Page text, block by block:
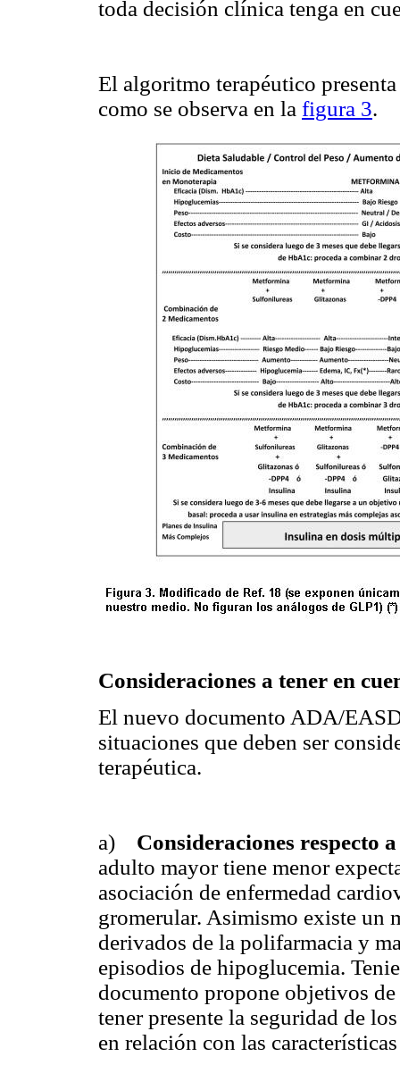
toda decisión clínica tenga en
El algoritmo terapéutico
como se observa en la figura 3.
Consideraciones a tener en
El nuevo documento ADA/
situaciones que deben ser
terapéutica.
a) Consideraciones respecto
adulto mayor tiene menor
asociación de enfermedad
gromerular. Asimismo existe un
derivados de la polifarmacia y
episodios de hipoglucemia.
documento propone objetivos
tener presente la seguridad de
en relación con las